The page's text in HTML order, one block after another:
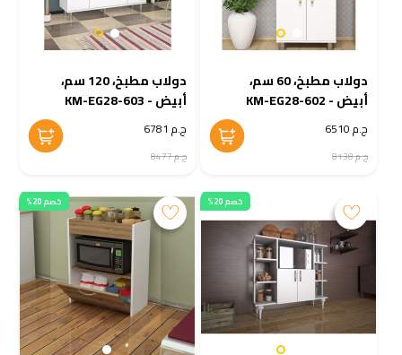
دولاب مطبخ، 60 سم،
أبيض - KM-EG28-602
ج.م 6510
ج.م 8138
دولاب مطبخ، 120 سم،
أبيض - KM-EG28-603
ج.م 6781
ج.م 8477
خصم 20% خصم 20%